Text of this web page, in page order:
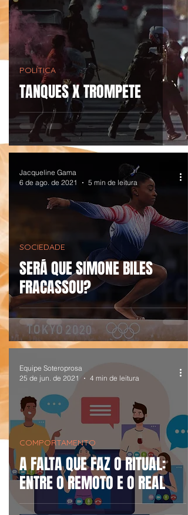
TANQUES X TROMPETE
POLÍTICA
SERÁ QUE SIMONE BILES
FRACASSOU?
SOCIEDADE
Jacqueline Gama
6 de ago. de 2021
5 min de leitura
A FALTA QUE FAZ O RITUAL:
ENTRE O REMOTO E O REAL
COMPORTAMENTO
Equipe Soteroprosa
25 de jun. de 2021
4 min de leitura